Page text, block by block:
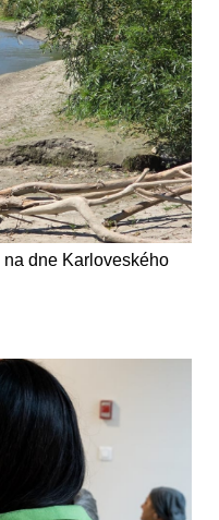
dne Karloveského